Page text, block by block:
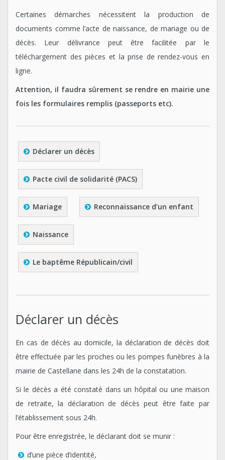
Certaines démarches nécessitent la production de
documents comme l’acte de naissance, de mariage ou de
décès. Leur délivrance peut être facilitée par le
téléchargement des pièces et la prise de rendez-vous en
ligne.
Attention, il faudra sûrement se rendre en mairie une
fois les formulaires remplis (passeports etc).
Déclarer un décès
Pacte civil de solidarité (PACS)
Mariage Reconnaissance d’un enfant
Naissance
Le baptême Républicain/civil
Déclarer un décès
En cas de décès au domicile, la déclaration de décès doit
être effectuée par les proches ou les pompes funèbres à la
mairie de Castellane dans les 24h de la constatation.
Si le décès a été constaté dans un hôpital ou une maison
de retraite, la déclaration de décès peut être faite par
l’établissement sous 24h.
Pour être enregistrée, le déclarant doit se munir :
d’une pièce d’identité,